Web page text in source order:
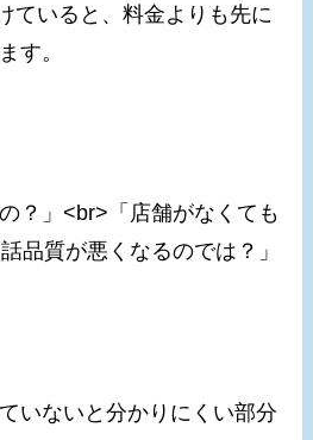
ていると、料金よりも先に
す。
？」<br>「店舗がなくても
品質が悪くなるのでは？」
いないと分かりにくい部分